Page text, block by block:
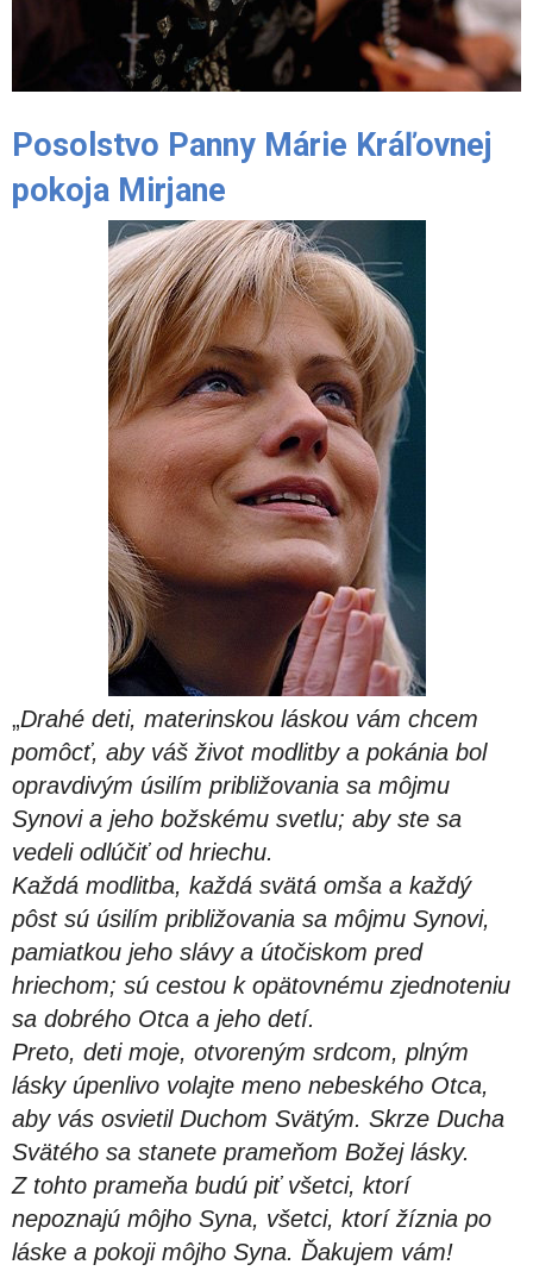
Posolstvo Panny Márie Kráľovnej
pokoja Mirjane
„Drahé deti, materinskou láskou vám chcem
pomôcť, aby váš život modlitby a pokánia bol
opravdivým úsilím približovania sa môjmu
Synovi a jeho božskému svetlu; aby ste sa
vedeli odlúčiť od hriechu.
Každá modlitba, každá svätá omša a každý
pôst sú úsilím približovania sa môjmu Synovi,
pamiatkou jeho slávy a útočiskom pred
hriechom; sú cestou k opätovnému zjednoteniu
sa dobrého Otca a jeho detí.
Preto, deti moje, otvoreným srdcom, plným
lásky úpenlivo volajte meno nebeského Otca,
aby vás osvietil Duchom Svätým. Skrze Ducha
Svätého sa stanete prameňom Božej lásky.
Z tohto prameňa budú piť všetci, ktorí
nepoznajú môjho Syna, všetci, ktorí žíznia po
láske a pokoji môjho Syna. Ďakujem vám!